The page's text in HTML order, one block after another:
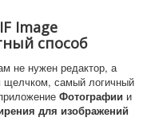
Image
способ
не нужен редактор, а
щелчком, самый логичный
Фотографии и
для изображений